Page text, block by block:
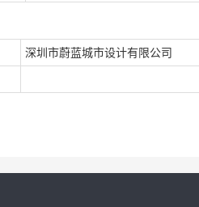
深圳市蔚蓝城市设计有限公司